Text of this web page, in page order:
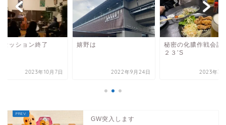
セッション終了
2023年10月7日
嬉野は
2022年9月24日
秘密の化膿作戦会議
２３’S
2023年3
GW突入します